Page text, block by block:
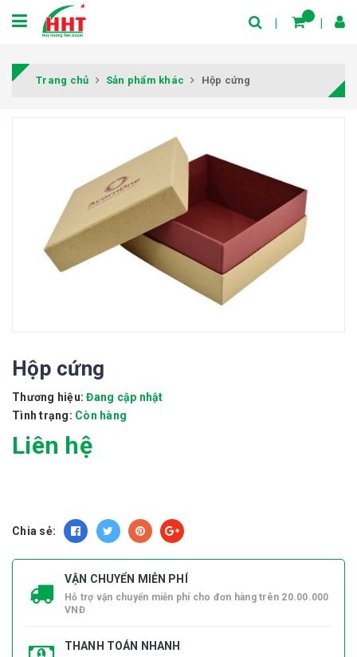
Trang chủ Sản phẩm khác Hộp cứng
Hộp cứng
Thương hiệu: Đang cập nhật
Tình trạng: Còn hàng
Liên hệ
Chia sẻ:
VẬN CHUYỂN MIỄN PHÍ
Hỗ trợ vận chuyển miễn phí cho đơn hàng trên 20.00.000
VNĐ
THANH TOÁN NHANH